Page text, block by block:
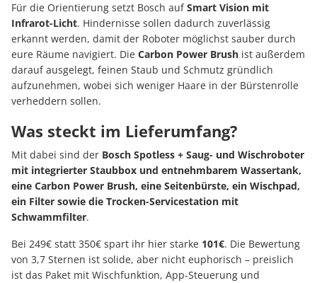
Für die Orientierung setzt Bosch aufSmart Vision mit
Infrarot-Licht. Hindernisse sollen dadurch zuverlässig
erkannt werden, damit der Roboter möglichst sauber durch
eure Räume navigiert. Die Carbon Power Brush ist außerdem
darauf ausgelegt, feinen Staub und Schmutz gründlich
aufzunehmen, wobei sich weniger Haare in der Bürstenrolle
verheddern sollen.
Was steckt im Lieferumfang?
Mit dabei sind der Bosch Spotless + Saug- und Wischroboter
mit integrierter Staubbox und entnehmbarem Wassertank,
eine Carbon Power Brush, eine Seitenbürste, ein Wischpad,
ein Filter sowie die Trocken-Servicestation mit
Schwammfilter.
Bei 249€ statt 350€ spart ihr hier starke 101€. Die Bewertung
von 3,7 Sternen ist solide, aber nicht euphorisch – preislich
ist das Paket mit Wischfunktion, App-Steuerung und